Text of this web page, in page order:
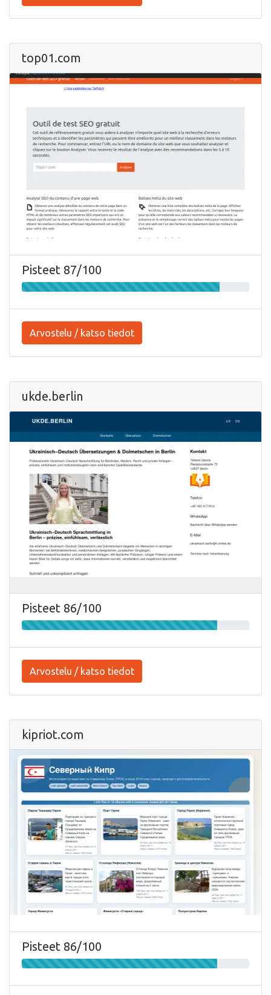
top01.com
Pisteet 87/100
Arvostelu / katso tiedot
ukde.berlin
Pisteet 86/100
Arvostelu / katso tiedot
kipriot.com
Pisteet 86/100